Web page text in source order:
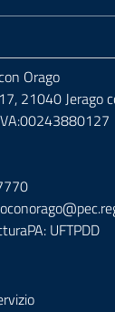
Orago
21040 Jerago
UFTPDD